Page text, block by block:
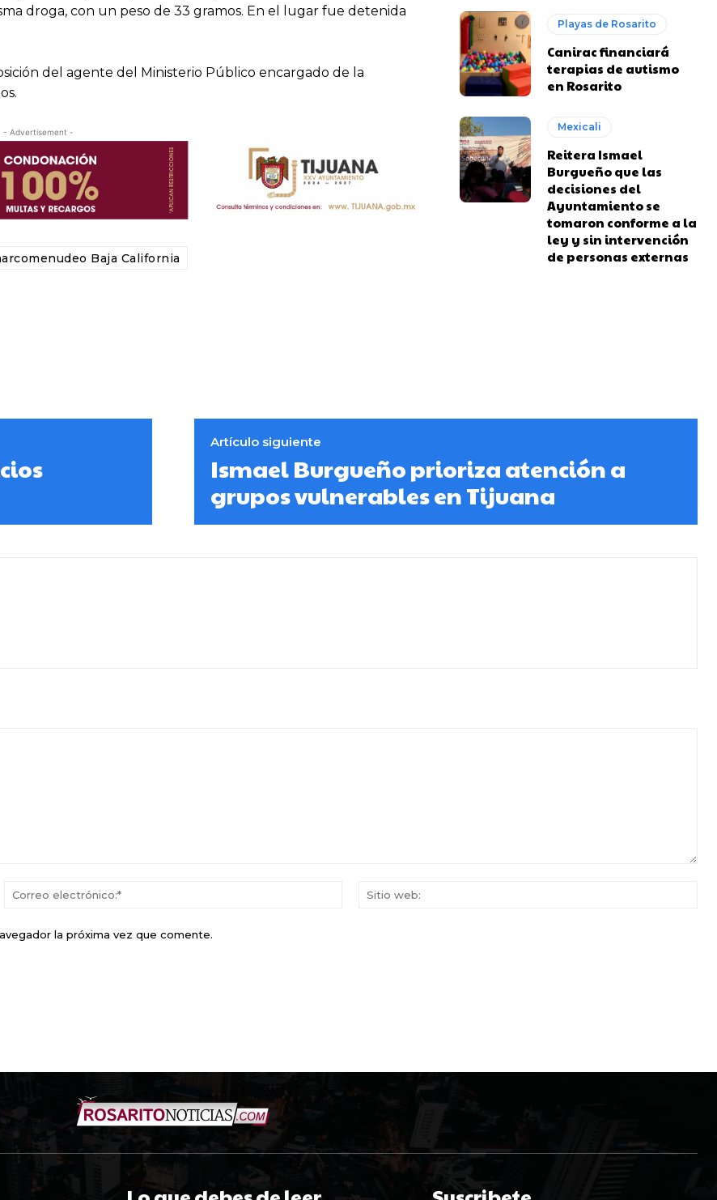
droga, con un peso de 33 gramos. En el lugar fue detenida
del agente del Ministerio Público encargado de la
- Advertisement -
Baja California
Playas de Rosarito
Canirac financiará
terapias de autismo
en Rosarito
Mexicali
Reitera Ismael
Burgueño que las
decisiones del
Ayuntamiento se
tomaron conforme a la
ley y sin intervención
de personas externas
Artículo siguiente
Ismael Burgueño prioriza atención a
grupos vulnerables en Tijuana
Correo
la próxima vez que comente.